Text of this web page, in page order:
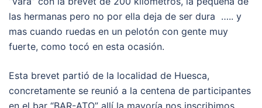
las hermanas pero no por ella deja de ser dura ….. y
mas cuando ruedas en un pelotón con gente muy
fuerte, como tocó en esta ocasión.
Esta brevet partió de la localidad de Huesca,
concretamente se reunió a la centena de participantes